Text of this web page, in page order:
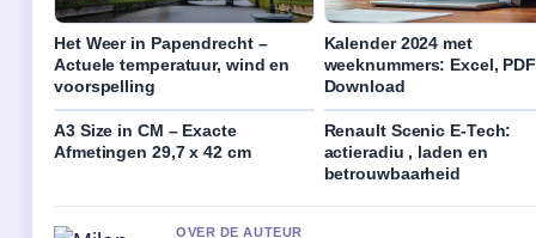
Het Weer in Papendrecht –
Actuele temperatuur, wind en
voorspelling
Kalender 2024 met
weeknummers: Excel, PDF
Download
A3 Size in CM – Exacte
Afmetingen 29,7 x 42 cm
Renault Scenic E-Tech:
actieradiu , laden en
betrouwbaarheid
OVER DE AUTEUR